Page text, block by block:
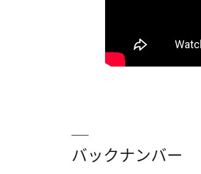
バックナンバー